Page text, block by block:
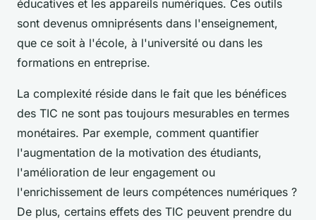
éducatives et les appareils numériques. Ces outils
sont devenus omniprésents dans l'enseignement,
que ce soit à l'école, à l'université ou dans les
formations en entreprise.
La complexité réside dans le fait que les bénéfices
des TIC ne sont pas toujours mesurables en termes
monétaires. Par exemple, comment quantifier
l'augmentation de la motivation des étudiants,
l'amélioration de leur engagement ou
l'enrichissement de leurs compétences numériques ?
De plus, certains effets des TIC peuvent prendre du